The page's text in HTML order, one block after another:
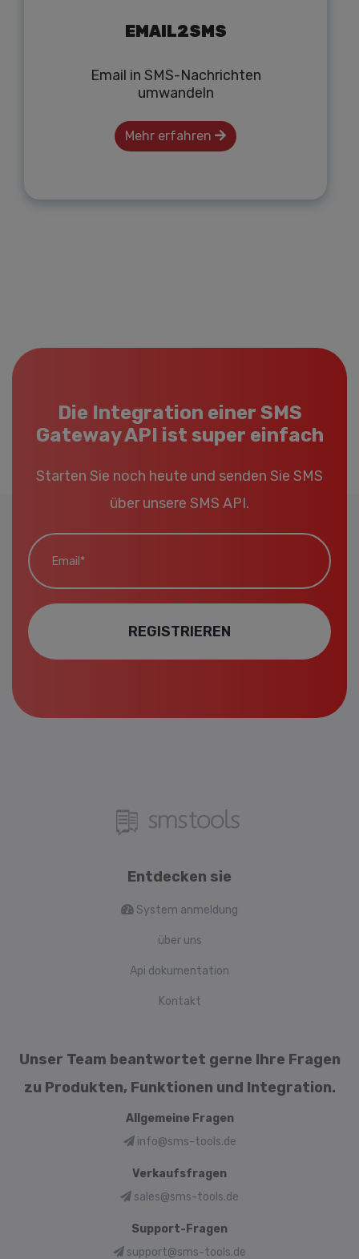
EMAIL2SMS
Email in SMS-Nachrichten
umwandeln
Mehr erfahren
Die Integration einer SMS
Gateway API ist super einfach
Starten Sie noch heute und senden Sie SMS
über unsere SMS API.
Email*
REGISTRIEREN
Entdecken sie
System anmeldung
über uns
Api dokumentation
Kontakt
Unser Team beantwortet gerne Ihre Fragen
zu Produkten, Funktionen und Integration.
Allgemeine Fragen
info@sms-tools.de
Verkaufsfragen
sales@sms-tools.de
Support-Fragen
support@sms-tools.de